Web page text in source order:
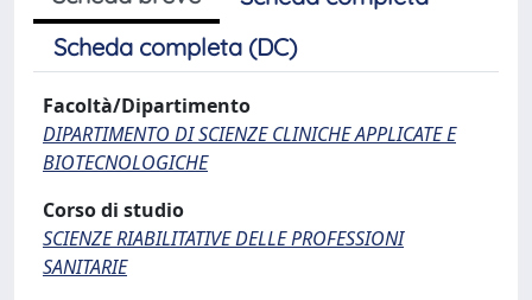
Scheda completa (DC)
Facoltà/Dipartimento
DIPARTIMENTO DI SCIENZE CLINICHE APPLICATE E
BIOTECNOLOGICHE
Corso di studio
SCIENZE RIABILITATIVE DELLE PROFESSIONI
SANITARIE